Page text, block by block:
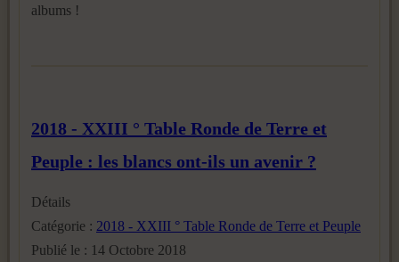
albums !
2018 - XXIII ° Table Ronde de Terre et
Peuple : les blancs ont-ils un avenir ?
Détails
Catégorie : 2018 - XXIII ° Table Ronde de Terre et Peuple
Publié le : 14 Octobre 2018